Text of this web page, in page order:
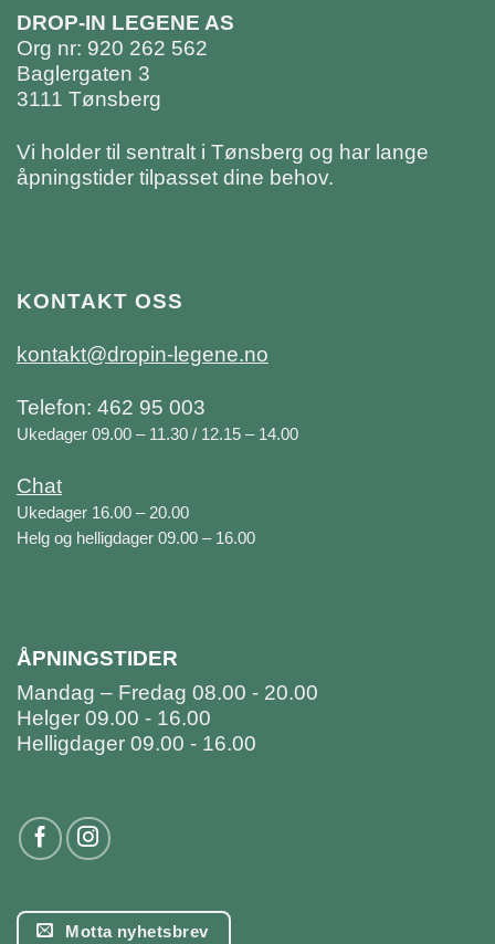
DROP-IN LEGENE AS
Org nr: 920 262 562
Baglergaten 3
3111 Tønsberg
Vi holder til sentralt i Tønsberg og har lange
åpningstider tilpasset dine behov.
KONTAKT OSS
kontakt@dropin-legene.no
Telefon: 462 95 003
Ukedager 09.00 – 11.30 / 12.15 – 14.00
Chat
Ukedager 16.00 – 20.00
Helg og helligdager 09.00 – 16.00
ÅPNINGSTIDER
Mandag – Fredag 08.00 - 20.00
Helger 09.00 - 16.00
Helligdager 09.00 - 16.00
Motta nyhetsbrev